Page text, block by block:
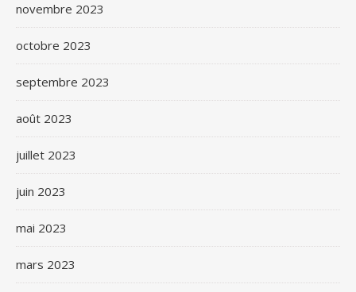
novembre 2023
octobre 2023
septembre 2023
août 2023
juillet 2023
juin 2023
mai 2023
mars 2023